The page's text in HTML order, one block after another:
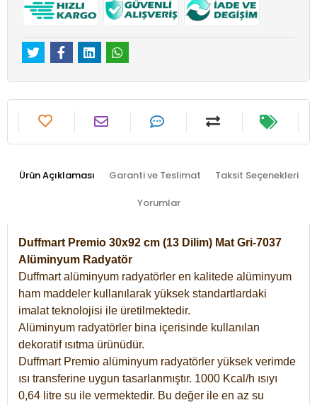
Ürün Açıklaması Garanti ve Teslimat Taksit Seçenekleri
Yorumlar
Duffmart Premio 30x92 cm (13 Dilim) Mat Gri-7037
Alüminyum Radyatör
Duffmart alüminyum radyatörler en kalitede alüminyum
ham maddeler kullanılarak yüksek standartlardaki
imalat teknolojisi ile üretilmektedir.
Alüminyum radyatörler bina içerisinde kullanılan
dekoratif ısıtma ürünüdür.
Duffmart Premio alüminyum radyatörler yüksek verimde
ısı transferine uygun tasarlanmıştır. 1000 Kcal/h ısıyı
0,64 litre su ile vermektedir. Bu değer ile en az su